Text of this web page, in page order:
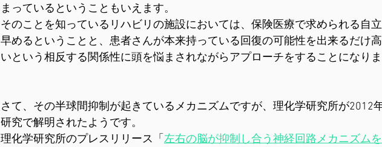
まっているということもいえます。
そのことを知っているリハビリの施設においては、保険医療で求められる自
早めるということと、患者さんが本来持っている回復の可能性を出来るだけ
いという相反する関係性に頭を悩まされながらアプローチをすることになりま
さて、その半球間抑制が起きているメカニズムですが、理化学研究所が2012
研究で解明されたようです。
理化学研究所のプレスリリース「 左右の脳が抑制し合う神経回路メカニズム